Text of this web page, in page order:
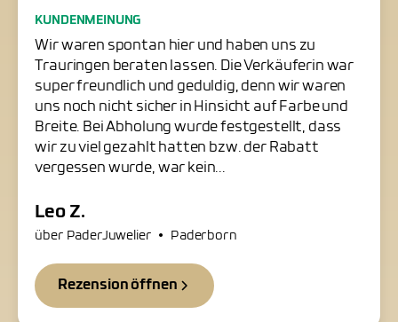
Freundliche Trauringschmiede
in Paderborn
KUNDENMEINUNG
Wir waren spontan hier und haben uns zu
Trauringen beraten lassen. Die Verkäuferin war
super freundlich und geduldig, denn wir waren
uns noch nicht sicher in Hinsicht auf Farbe und
Breite. Bei Abholung wurde festgestellt, dass
wir zu viel gezahlt hatten bzw. der Rabatt
vergessen wurde, war kein...
Leo Z.
über PaderJuwelier • Paderborn
Rezension öffnen